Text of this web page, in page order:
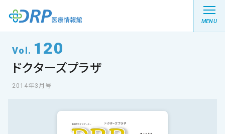
MENU
最新の注目記事
栄養健康レシピ
Vol. 120
ドクターズプラザ
2014年3月号